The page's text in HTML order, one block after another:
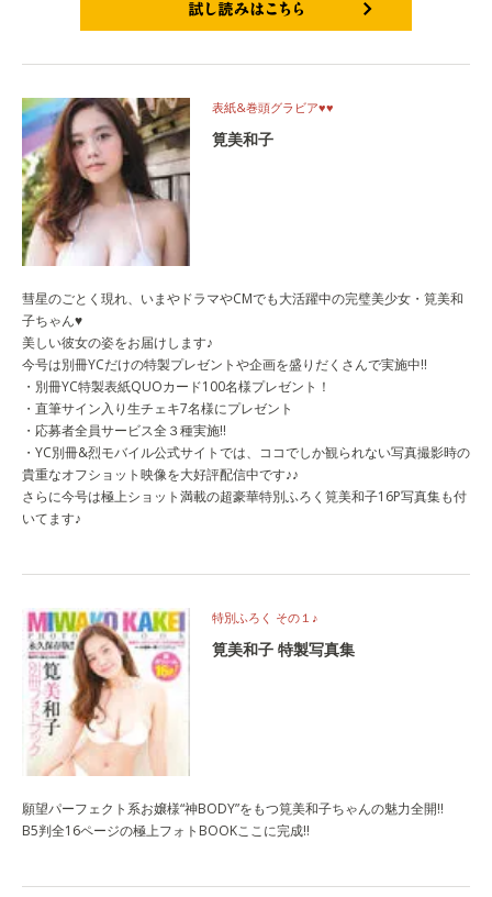
表紙&巻頭グラビア♥︎♥︎
筧美和子
彗星のごとく現れ、いまやドラマやCMでも大活躍中の完璧美少女・筧美和
子ちゃん♥︎
美しい彼女の姿をお届けします♪
今号は別冊YCだけの特製プレゼントや企画を盛りだくさんで実施中!!
・別冊YC特製表紙QUOカード100名様プレゼント！
・直筆サイン入り生チェキ7名様にプレゼント
・応募者全員サービス全３種実施!!
・YC別冊&烈モバイル公式サイトでは、ココでしか観られない写真撮影時の
貴重なオフショット映像を大好評配信中です♪♪
さらに今号は極上ショット満載の超豪華特別ふろく筧美和子16P写真集も付
いてます♪
特別ふろく その１♪
筧美和子 特製写真集
願望パーフェクト系お嬢様“神BODY”をもつ筧美和子ちゃんの魅力全開!!
B5判全16ページの極上フォトBOOKここに完成!!